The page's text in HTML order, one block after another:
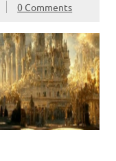
0 Comments